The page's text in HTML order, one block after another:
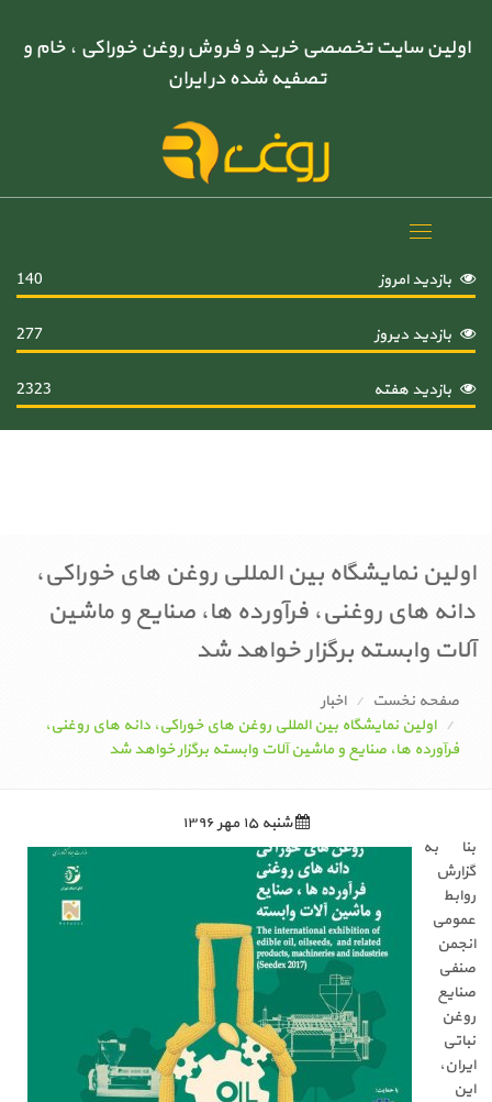
اولین سایت تخصصی خرید و فروش روغن خوراکی ، خام و
تصفیه شده در ایران
Toggle
بازدید امروز
140
بازدید دیروز 277
بازدید هفته 2323
اولین نمایشگاه بین المللی روغن های خوراکی،
دانه های روغنی، فرآورده ها، صنایع و ماشین
آلات وابسته برگزار خواهد شد
صفحه نخست
اخبار
اولین نمایشگاه بین المللی روغن های خوراکی، دانه های روغنی،
فرآورده ها، صنایع و ماشین آلات وابسته برگزار خواهد شد
شنبه ۱۵ مهر ۱۳۹۶
بنا به
گزارش
روابط
عمومی
انجمن
صنفی
صنایع
روغن
نباتی
ایران،
این